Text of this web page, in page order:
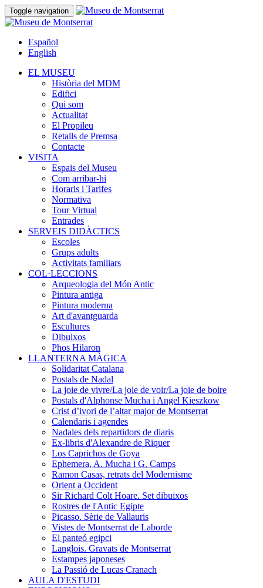
Toggle navigation
Español
English
EL MUSEU
Història del MDM
Edifici
Qui som
Actualitat
El Propileu
Retalls de Premsa
Contacte
VISITA
Espais del Museu
Com arribar-hi
Horaris i Tarifes
Normativa
Tour Virtual
Entrades
SERVEIS DIDÀCTICS
Escoles
Grups adults
Activitats familiars
COL·LECCIONS
Arqueologia del Món Antic
Pintura antiga
Pintura moderna
Art d'avantguarda
Escultures
Dibuixos
Phos Hilaron
LLANTERNA MÀGICA
Solidaritat Catalana
Postals de Nadal
La joie de vivre/La joie de voir/La joie de boire
Postals d'Alphonse Mucha i Angel Kieszkow
Crist d’ivori de l’altar major de Montserrat
Calendaris i agendes
Nadales dels repartidors de diaris
Ex-libris d'Alexandre de Riquer
Los Caprichos de Goya
Ephemera, A. Mucha i G. Camps
Ramon Casas, retrats del Modernisme
Orient a Occident
Sir Richard Colt Hoare. Set dibuixos
Rostres de l'Antic Egipte
Picasso. Sèrie de Vallauris
Vistes de Montserrat de Laborde
El panteó egipci
Langlois. Gravats de Montserrat
Estampes japoneses
La Passió de Lucas Cranach
AULA D'ESTUDI